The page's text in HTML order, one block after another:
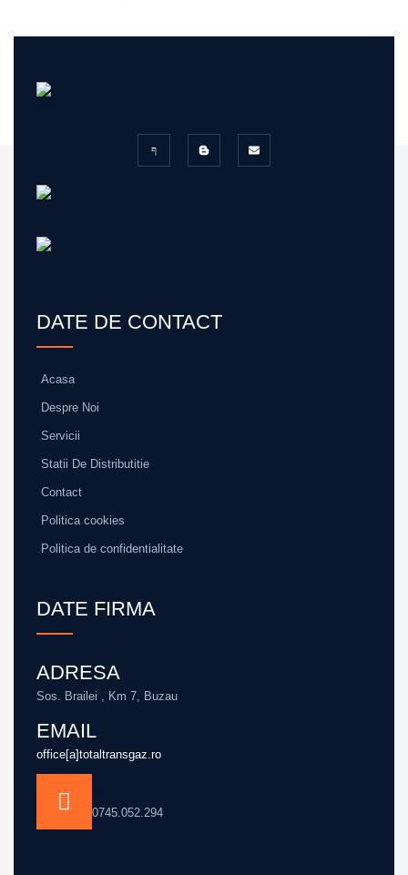
DATE DE CONTACT
Acasa
Despre Noi
Servicii
Statii De Distributitie
Contact
Politica cookies
Politica de confidentialitate
DATE FIRMA
ADRESA
Sos. Brailei , Km 7, Buzau
EMAIL
office[a]totaltransgaz.ro
0745.052.294